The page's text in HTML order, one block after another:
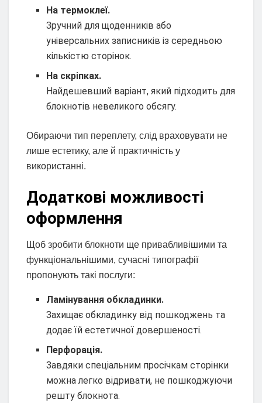
На термоклеї.
Зручний для щоденників або
універсальних записників із середньою
кількістю сторінок.
На скріпках.
Найдешевший варіант, який підходить для
блокнотів невеликого обсягу.
Обираючи тип переплету, слід враховувати не
лише естетику, але й практичність у
використанні.
Додаткові можливості
оформлення
Щоб зробити блокноти ще привабливішими та
функціональнішими, сучасні типографії
пропонують такі послуги:
Ламінування обкладинки.
Захищає обкладинку від пошкоджень та
додає їй естетичної довершеності.
Перфорація.
Завдяки спеціальним просічкам сторінки
можна легко відривати, не пошкоджуючи
решту блокнота.